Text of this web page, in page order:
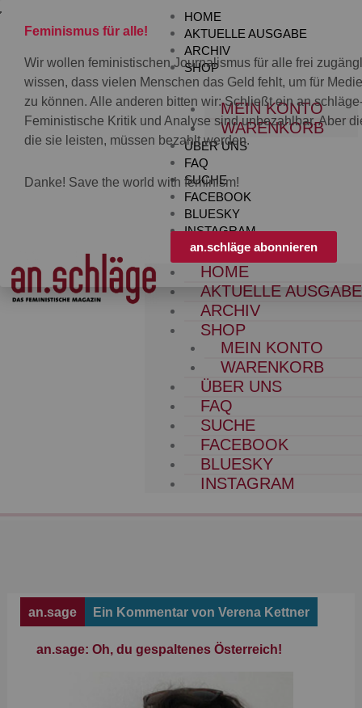
Inhalt
HOME
AKTUELLE AUSGABE
ARCHIV
SHOP
MEIN KONTO
WARENKORB
ÜBER UNS
FAQ
SUCHE
FACEBOOK
BLUESKY
INSTAGRAM
HOME
AKTUELLE AUSGABE
ARCHIV
SHOP
MEIN KONTO
WARENKORB
ÜBER UNS
FAQ
SUCHE
FACEBOOK
BLUESKY
INSTAGRAM
an.sage Ein Kommentar von Verena Kettner
an.sage: Oh, du gespaltenes Österreich!
Feminismus für alle!
Wir wollen feministischen Journalismus für alle frei
wissen, dass vielen Menschen das Geld fehlt, um für
zu können. Alle anderen bitten wir: Schließt ein
Feministische Kritik und Analyse sind unbezahlbar. Aber
die sie leisten, müssen bezahlt werden.
Danke! Save the world with feminism!
an.schläge abonnieren